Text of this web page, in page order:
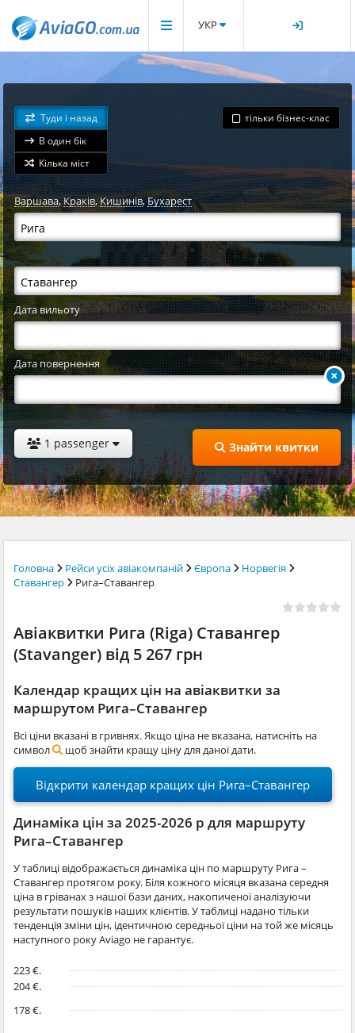
УКР
Туди і назад
В один бік
Кілька міст
тільки бізнес-клас
Варшава,Краків,Кишинів,Бухарест
Дата вильоту
Дата повернення
1 passenger Знайти квитки
Головна Рейси усіх авіакомпаній Європа
Норвегія
Ставангер
Рига–Ставангер
Авіаквитки Рига (Riga) Ставангер
(Stavanger) від 5 267 грн
Календар кращих цін на авіаквитки за
маршрутом Рига–Ставангер
Всі ціни вказані в гривнях. Якщо ціна не вказана, натисніть на
символ
щоб знайти кращу ціну для даної дати.
Відкрити календар кращих цін Рига–Ставангер
Динаміка цін за 2025-2026 р для маршруту
Рига–Ставангер
У таблиці відображається динаміка цін по маршруту Рига –
Ставангер протягом року. Біля кожного місяця вказана середня
ціна в гріванах з нашої бази даних, накопиченої аналізуючи
результати пошуків наших клієнтів. У таблиці надано тільки
тенденція зміни цін, ідентичною середньої ціни на той же місяць
наступного року Aviago не гарантує.
223 €.
204 €.
178 €.